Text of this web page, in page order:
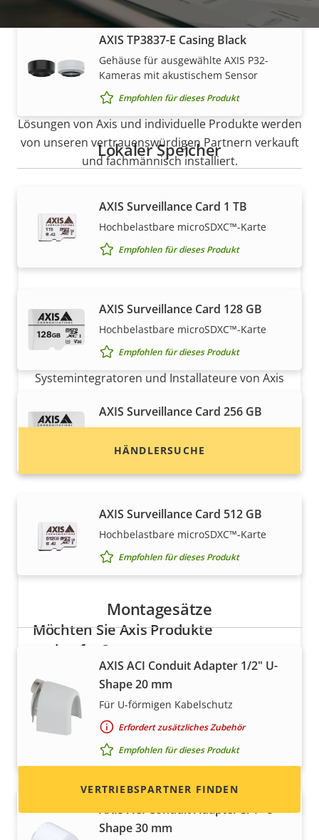
AXIS TP3837-E Casing Black
Gehäuse für ausgewählte AXIS P32-
Kameras mit akustischem Sensor
Empfohlen für dieses Produkt
Lokaler Speicher
AXIS Surveillance Card 1 TB
Hochbelastbare microSDXC™-Karte
Empfohlen für dieses Produkt
AXIS Surveillance Card 128 GB
Hochbelastbare microSDXC™-Karte
Empfohlen für dieses Produkt
AXIS Surveillance Card 256 GB
Empfohlen für dieses Produkt
AXIS Surveillance Card 512 GB
Hochbelastbare microSDXC™-Karte
Empfohlen für dieses Produkt
Montagesätze
AXIS ACI Conduit Adapter 1/2" U-
Shape 20 mm
Für U-förmigen Kabelschutz
Erfordert zusätzliches Zubehör
Empfohlen für dieses Produkt
AXIS ACI Conduit Adapter 3/4" U-
Shape 30 mm
Vertrieb
Lösungen von Axis und individuelle Produkte werden
von unseren vertrauenswürdigen Partnern verkauft
und fachmännisch installiert.
Möchten Sie Axis Produkte kaufen?
Finden Sie Wiederverkäufer,
Systemintegratoren und Installateure von Axis
HÄNDLERSUCHE
Möchten Sie Axis Produkte
verkaufen?
Möchten Sie ein Wiederverkäufer werden? Hier
finden Sie Kontaktinformationen für
Distributoren von Axis Produkten und
Systemen.
VERTRIEBSPARTNER FINDEN